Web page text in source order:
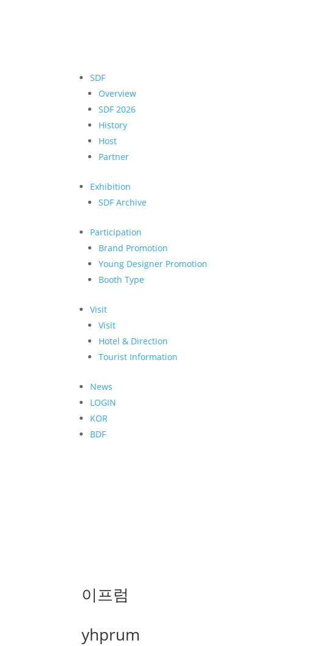
SDF
Overview
SDF 2026
History
Host
Partner
Exhibition
SDF Archive
Participation
Brand Promotion
Young Designer Promotion
Booth Type
Visit
Visit
Hotel & Direction
Tourist Information
News
LOGIN
KOR
BDF
이프럼
yhprum